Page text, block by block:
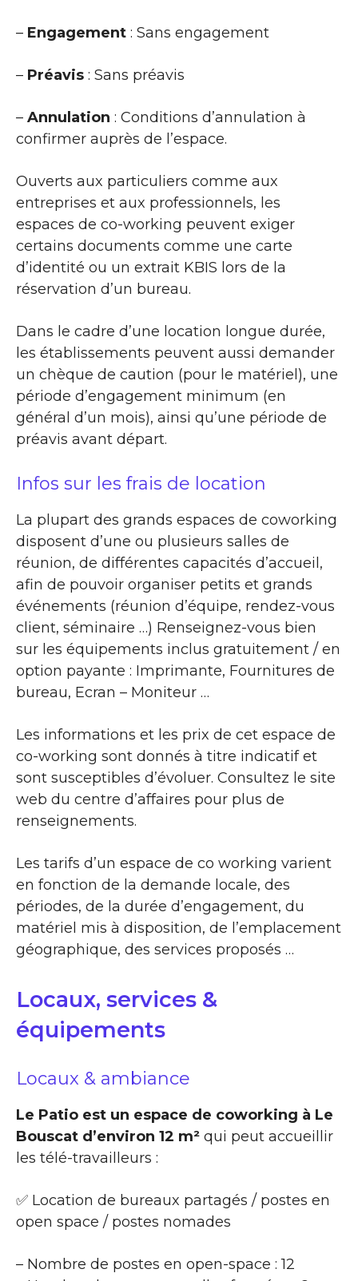
– Engagement : Sans engagement
– Préavis : Sans préavis
– Annulation : Conditions d’annulation à
confirmer auprès de l’espace.
Ouverts aux particuliers comme aux
entreprises et aux professionnels, les
espaces de co-working peuvent exiger
certains documents comme une carte
d’identité ou un extrait KBIS lors de la
réservation d’un bureau.
Dans le cadre d’une location longue durée,
les établissements peuvent aussi demander
un chèque de caution (pour le matériel), une
période d’engagement minimum (en
général d’un mois), ainsi qu’une période de
préavis avant départ.
Infos sur les frais de location
La plupart des grands espaces de coworking
disposent d’une ou plusieurs salles de
réunion, de différentes capacités d’accueil,
afin de pouvoir organiser petits et grands
événements (réunion d’équipe, rendez-vous
client, séminaire …) Renseignez-vous bien
sur les équipements inclus gratuitement / en
option payante : Imprimante, Fournitures de
bureau, Ecran – Moniteur …
Les informations et les prix de cet espace de
co-working sont donnés à titre indicatif et
sont susceptibles d’évoluer. Consultez le site
web du centre d’affaires pour plus de
renseignements.
Les tarifs d’un espace de co working varient
en fonction de la demande locale, des
périodes, de la durée d’engagement, du
matériel mis à disposition, de l’emplacement
géographique, des services proposés …
Locaux, services &
équipements
Locaux & ambiance
Le Patio est un espace de coworking à Le
Bouscat d’environ 12 m² qui peut accueillir
les télé-travailleurs :
✅ Location de bureaux partagés / postes en
open space / postes nomades
– Nombre de postes en open-space : 12